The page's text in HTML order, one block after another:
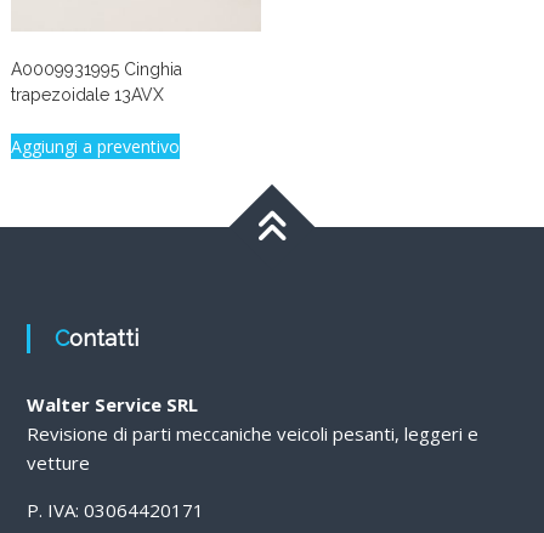
A0009931995 Cinghia
trapezoidale 13AVX
Aggiungi a preventivo
Contatti
Walter Service SRL
Revisione di parti meccaniche veicoli pesanti, leggeri e
vetture
P. IVA: 03064420171